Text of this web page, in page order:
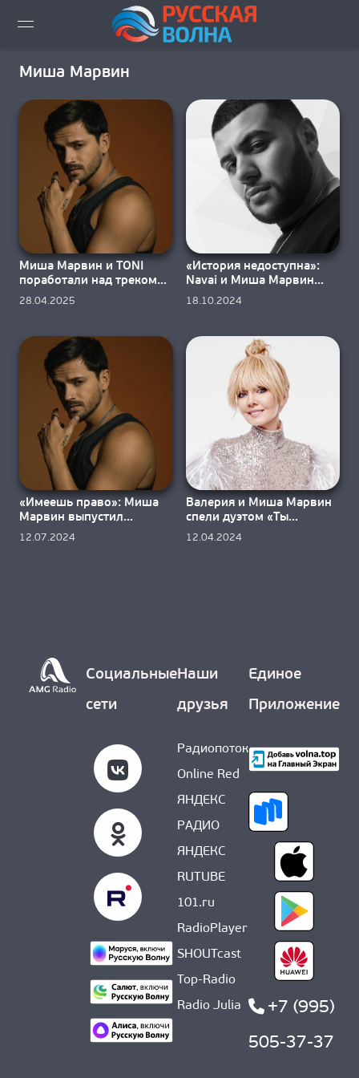
ВИДЕО LIVE
НОВОСТИ
НОВИНКИ ЭФИРА
ПЛЕЙЛИСТ
СКАЧАТЬ ЭФИР
КАК СЛУШАТЬ!?
О НАС
Миша Марвин
Миша Марвин и TONI
поработали над треком
«Кто теперь с тобой»
28.04.2025
«История недоступна»:
Navai и Миша Марвин
спели вместе
18.10.2024
«Имеешь право»: Миша
Марвин выпустил
новинку
12.07.2024
Валерия и Миша Марвин
спели дуэтом «Ты
свободна»
12.04.2024
Социальные
сети
Наши
друзья
Радиопоток
Online Red
ЯНДЕКС
РАДИО
ЯНДЕКС
RUTUBE
101.ru
RadioPlayer
SHOUTcast
Top-Radio
Radio Julia
Единое
Приложение
+7 (995)
505-37-37